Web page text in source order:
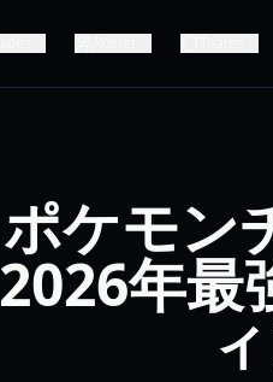
ポケモン
2026年最